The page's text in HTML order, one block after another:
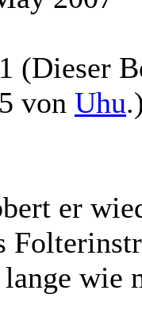
(Dieser
von Uhu
er
wie